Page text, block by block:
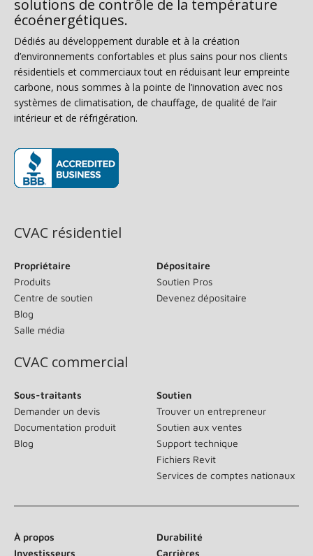
solutions de contrôle de la température
écoénergétiques.
Dédiés au développement durable et à la création
d’environnements confortables et plus sains pour nos clients
résidentiels et commerciaux tout en réduisant leur empreinte
carbone, nous sommes à la pointe de l’innovation avec nos
systèmes de climatisation, de chauffage, de qualité de l’air
intérieur et de réfrigération.
CVAC résidentiel
Propriétaire
Produits
Centre de soutien
Blog
Salle média
Dépositaire
Soutien Pros
Devenez dépositaire
CVAC commercial
Sous-traitants
Demander un devis
Documentation produit
Blog
Soutien
Trouver un entrepreneur
Soutien aux ventes
Support technique
Fichiers Revit
Services de comptes nationaux
À propos
Durabilité
Investisseurs
Carrières